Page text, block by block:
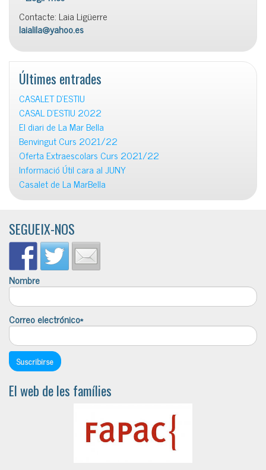
Contacte: Laia Ligüerre
laialila@yahoo.es
Últimes entrades
CASALET D’ESTIU
CASAL D’ESTIU 2022
El diari de La Mar Bella
Benvingut Curs 2021/22
Oferta Extraescolars Curs 2021/22
Informació Útil cara al JUNY
Casalet de La MarBella
SEGUEIX-NOS
Nombre
Correo electrónico*
El web de les famílies